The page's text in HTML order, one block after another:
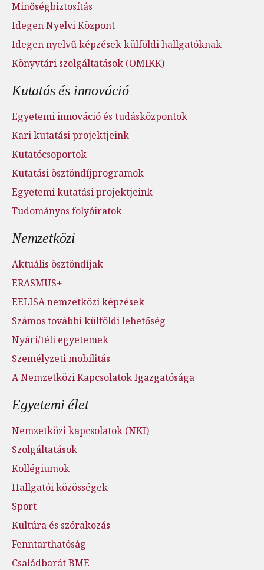
Minőségbiztosítás
Idegen Nyelvi Központ
Idegen nyelvű képzések külföldi hallgatóknak
Könyvtári szolgáltatások (OMIKK)
Kutatás és innováció
Egyetemi innováció és tudásközpontok
Kari kutatási projektjeink
Kutatócsoportok
Kutatási ösztöndíjprogramok
Egyetemi kutatási projektjeink
Tudományos folyóiratok
Nemzetközi
Aktuális ösztöndíjak
ERASMUS+
EELISA nemzetközi képzések
Számos további külföldi lehetőség
Nyári/téli egyetemek
Személyzeti mobilitás
A Nemzetközi Kapcsolatok Igazgatósága
Egyetemi élet
Nemzetközi kapcsolatok (NKI)
Szolgáltatások
Kollégiumok
Hallgatói közösségek
Sport
Kultúra és szórakozás
Fenntarthatóság
Családbarát BME